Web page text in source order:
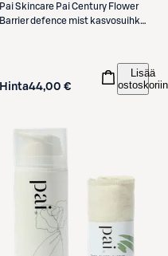
Pai Skincare Pai Century Flower
Barrier defence mist kasvosuihke
Hinta44,00 €
Lisää
ostoskoriin